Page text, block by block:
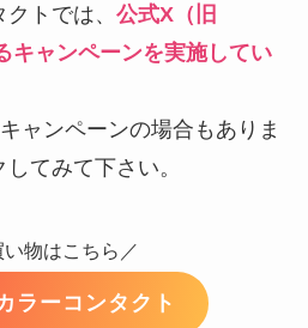
トでは、 公式X（旧
キャンペーンを実施してい
ャンペーンの場合もありま
てみて下さい。
い物はこちら／
ラーコンタクト